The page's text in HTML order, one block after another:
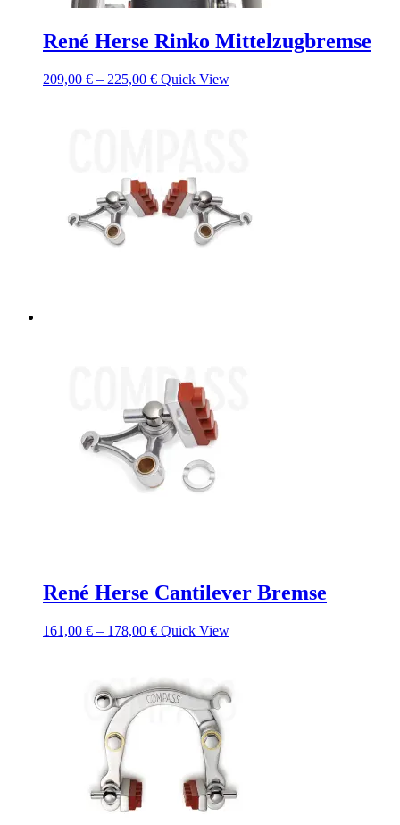
René Herse Rinko Mittelzugbremse
209,00 € – 225,00 € Quick View
René Herse Cantilever Bremse
161,00 € – 178,00 € Quick View